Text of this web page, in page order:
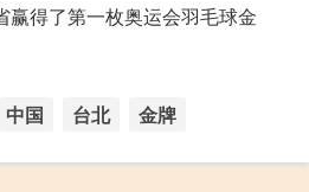
赢得了第一枚奥运会羽毛球金
中国 台北 金牌